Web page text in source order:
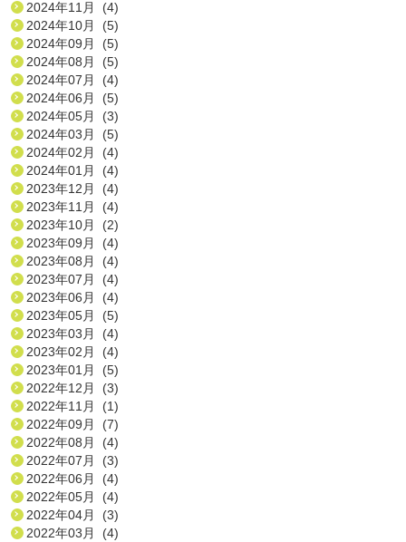
2024年11月 (4)
2024年10月 (5)
2024年09月 (5)
2024年08月 (5)
2024年07月 (4)
2024年06月 (5)
2024年05月 (3)
2024年03月 (5)
2024年02月 (4)
2024年01月 (4)
2023年12月 (4)
2023年11月 (4)
2023年10月 (2)
2023年09月 (4)
2023年08月 (4)
2023年07月 (4)
2023年06月 (4)
2023年05月 (5)
2023年03月 (4)
2023年02月 (4)
2023年01月 (5)
2022年12月 (3)
2022年11月 (1)
2022年09月 (7)
2022年08月 (4)
2022年07月 (3)
2022年06月 (4)
2022年05月 (4)
2022年04月 (3)
2022年03月 (4)